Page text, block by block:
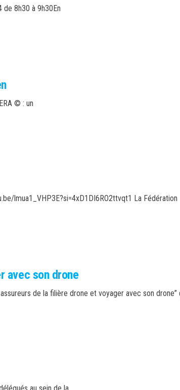
8h30 à 9h30En
© : un
lmua1_VHP3E?si=4xD1DI6RO2ttvqt1 La Fédération
avec son drone
de la filière drone et voyager avec son
au sein de la